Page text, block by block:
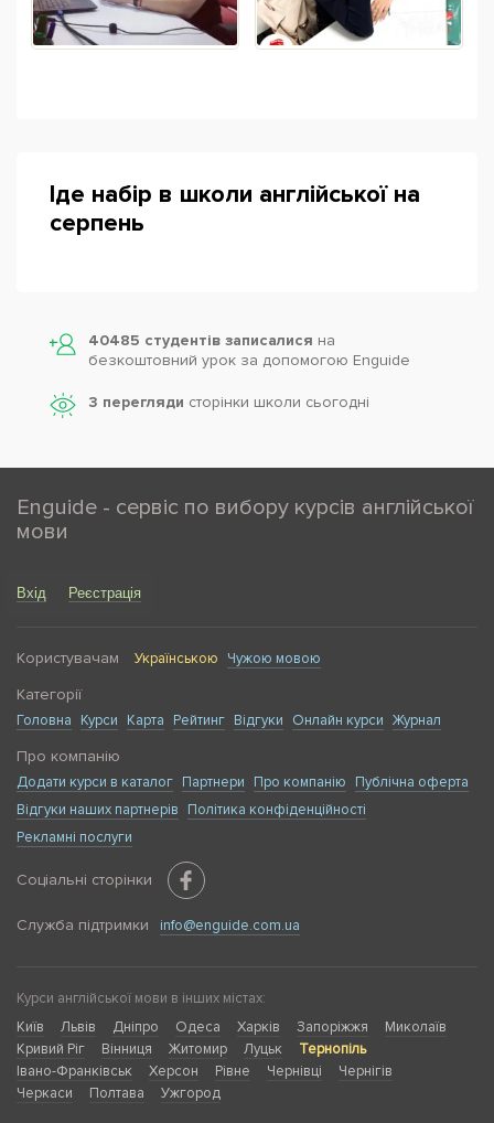
Іде набір в школи англійської на
серпень
40485 студентів записалися на
безкоштовний урок за допомогою Enguide
3 перегляди сторінки школи cьогодні
Enguide - сервіс по вибору курсів англійської
мови
Вхід Реєстрація
Користувачам Українською Чужою мовою
Категорії
Головна Курси Карта Рейтинг Відгуки Онлайн курси Журнал
Про компанію
Додати курси в каталог Партнери Про компанію
Публічна оферта
Відгуки наших партнерів
Політика конфіденційності
Рекламні послуги
Соціальні сторінки
Служба підтримки info@enguide.com.ua
Курси англійської мови в інших містах:
Київ
Львів Дніпро Одеса Харків Запоріжжя
Миколаїв
Кривий Ріг
Вінниця Житомир Луцьк
Тернопіль
Івано-Франківськ
Херсон Рівне Чернівці
Чернігів
Черкаси
Полтава Ужгород